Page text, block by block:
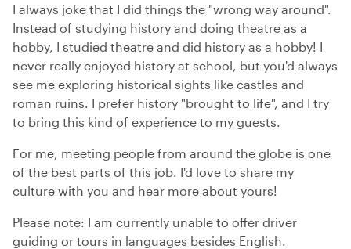
I always joke that I did things the "wrong way around".
Instead of studying history and doing theatre as a
hobby, I studied theatre and did history as a hobby! I
never really enjoyed history at school, but you'd always
see me exploring historical sights like castles and
roman ruins. I prefer history "brought to life", and I try
to bring this kind of experience to my guests.
For me, meeting people from around the globe is one
of the best parts of this job. I'd love to share my
culture with you and hear more about yours!
Please note: I am currently unable to offer driver
guiding or tours in languages besides English.